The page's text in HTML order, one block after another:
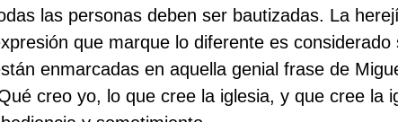
las personas deben ser bautizadas. La
que marque lo diferente es
enmarcadas en aquella genial frase de
creo yo, lo que cree la iglesia, y que cree la